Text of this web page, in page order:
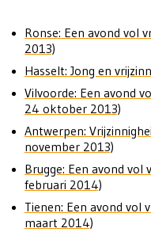
Ronse: Een avond vol
2013)
Hasselt: Jong en
Vilvoorde: Een avond
24 oktober 2013)
Antwerpen:
november 2013)
Brugge: Een avond vol
februari 2014)
Tienen: Een avond vol
maart 2014)